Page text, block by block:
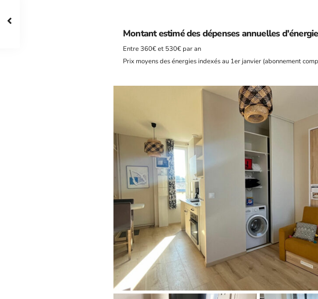
Montant estimé des dépenses annuelles
Entre 360€ et 530€ par an
Prix moyens des énergies indexés au 1er janvier (abonnement